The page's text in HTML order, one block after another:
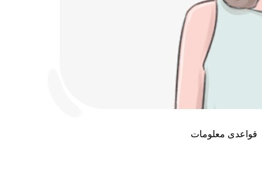
قواعدی معلومات